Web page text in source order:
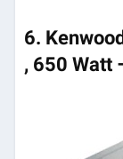
6.
, 650 Watt